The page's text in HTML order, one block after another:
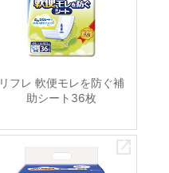
リフレ 軟便モレを防ぐ補
助シート36枚